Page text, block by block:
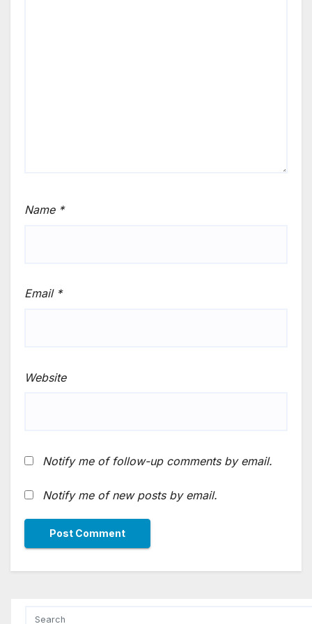
Name *
Email *
Website
Notify me of follow-up comments by email.
Notify me of new posts by email.